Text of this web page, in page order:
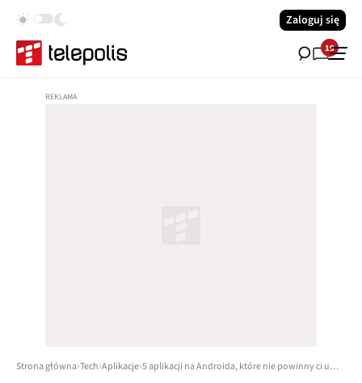
Zaloguj się
19
Strona główna Tech Aplikacje 5 aplikacji na Androida, które nie powinny ci umknąć w tym tygodniu – część 7